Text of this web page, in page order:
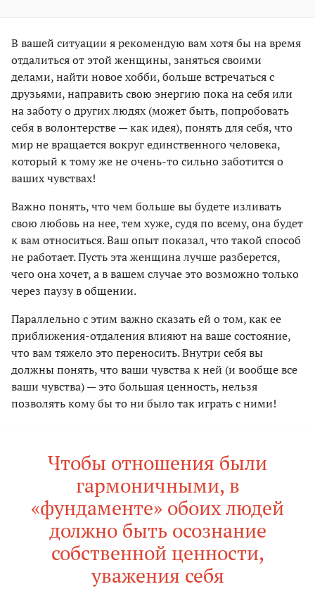
В вашей ситуации я рекомендую вам хотя бы на время
отдалиться от этой женщины, заняться своими
делами, найти новое хобби, больше встречаться с
друзьями, направить свою энергию пока на себя или
на заботу о других людях (может быть, попробовать
себя в волонтерстве — как идея), понять для себя, что
мир не вращается вокруг единственного человека,
который к тому же не очень-то сильно заботится о
ваших чувствах!
Важно понять, что чем больше вы будете изливать
свою любовь на нее, тем хуже, судя по всему, она будет
к вам относиться. Ваш опыт показал, что такой способ
не работает. Пусть эта женщина лучше разберется,
чего она хочет, а в вашем случае это возможно только
через паузу в общении.
Параллельно с этим важно сказать ей о том, как ее
приближения-отдаления влияют на ваше состояние,
что вам тяжело это переносить. Внутри себя вы
должны понять, что ваши чувства к ней (и вообще все
ваши чувства) — это большая ценность, нельзя
позволять кому бы то ни было так играть с ними!
Чтобы отношения были
гармоничными, в
«фундаменте» обоих людей
должно быть осознание
собственной ценности,
уважения себя